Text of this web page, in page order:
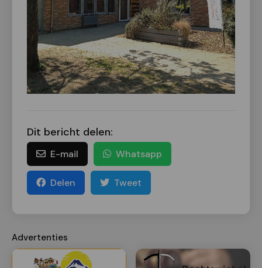
Dit bericht delen:
E-mail Whatsapp
Delen Tweet
Advertenties